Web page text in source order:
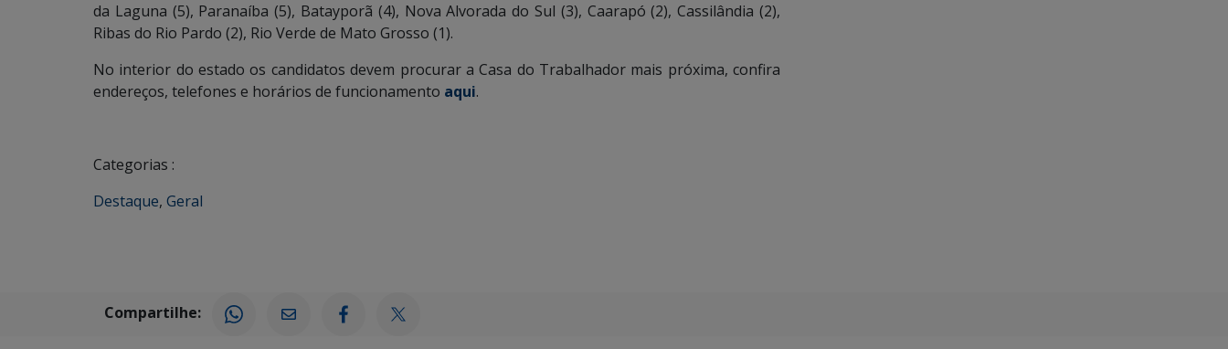
da Laguna (5), Paranaíba (5), Batayporã (4), Nova Alvorada do Sul (3), Caarapó (2), Cassilândia (2),
Ribas do Rio Pardo (2), Rio Verde de Mato Grosso (1).
No interior do estado os candidatos devem procurar a Casa do Trabalhador mais próxima, confira
endereços, telefones e horários de funcionamento aqui.
Categorias :
Destaque, Geral
Compartilhe: